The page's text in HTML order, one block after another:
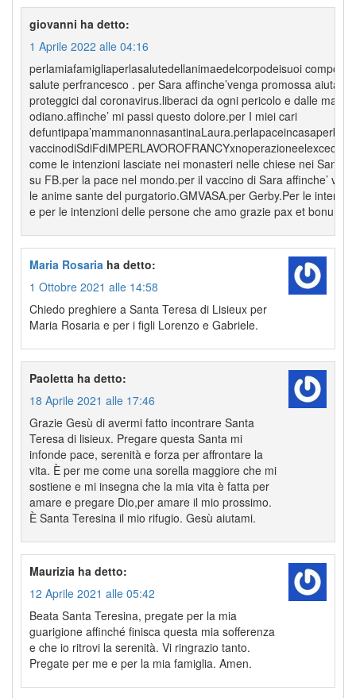
giovanni ha detto:
1 Aprile 2022 alle 04:16
perlamiafamigliaperlasalutedellanimaedelcorpodeisuoi
salute perfrancesco . per Sara affinche’venga promossa aiutaci
proteggici dal coronavirus.liberaci da ogni pericolo e dalle mani
odiano.affinche’ mi passi questo dolore.per I miei cari
vaccinodiSdiFdiMPERLAVOROFRANCYxnoperazioneelexcecile
come le intenzioni lasciate nei monasteri nelle chiese nei
su FB.per la pace nel mondo.per il vaccino di Sara affinche’
le anime sante del purgatorio.GMVASA.per Gerby.Per le
e per le intenzioni delle persone che amo grazie pax et bonum
Maria Rosaria ha detto:
1 Ottobre 2021 alle 14:58
Chiedo preghiere a Santa Teresa di Lisieux per
Maria Rosaria e per i figli Lorenzo e Gabriele.
Paoletta ha detto:
18 Aprile 2021 alle 17:46
Grazie Gesù di avermi fatto incontrare Santa
Teresa di lisieux. Pregare questa Santa mi
infonde pace, serenità e forza per affrontare la
vita. È per me come una sorella maggiore che mi
sostiene e mi insegna che la mia vita è fatta per
amare e pregare Dio,per amare il mio prossimo.
È Santa Teresina il mio rifugio. Gesù aiutami.
Maurizia ha detto:
12 Aprile 2021 alle 05:42
Beata Santa Teresina, pregate per la mia
guarigione affinché finisca questa mia sofferenza
e che io ritrovi la serenità. Vi ringrazio tanto.
Pregate per me e per la mia famiglia. Amen.